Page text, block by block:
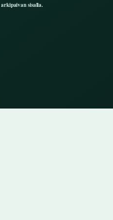
arkipaivan sisalla.